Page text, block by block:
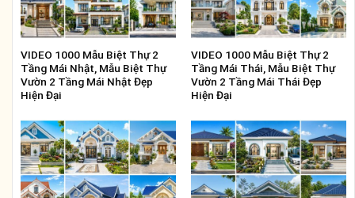
VIDEO 1000 Mẫu Biệt Thự 2
Tầng Mái Nhật, Mẫu Biệt Thự
Vườn 2 Tầng Mái Nhật Đẹp
Hiện Đại
VIDEO 1000 Mẫu Biệt Thự 2
Tầng Mái Thái, Mẫu Biệt Thự
Vườn 2 Tầng Mái Thái Đẹp
Hiện Đại